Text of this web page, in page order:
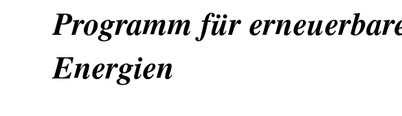
Programm für
Energien